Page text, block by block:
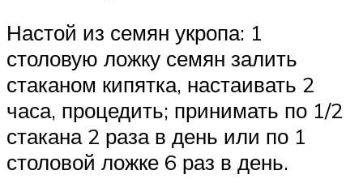
Настой из семян укропа: 1
столовую ложку семян залить
стаканом кипятка, настаивать 2
часа, процедить; принимать по 1/2
стакана 2 раза в день или по 1
столовой ложке 6 раз в день.